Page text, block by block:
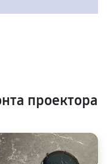
проектора